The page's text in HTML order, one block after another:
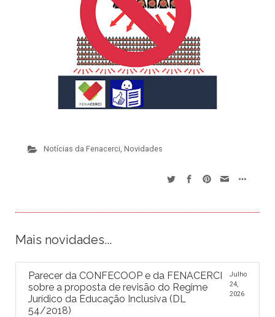
Notícias da Fenacerci Novidades
Mais novidades...
Parecer da CONFECOOP e da FENACERCI
sobre a proposta de revisão do Regime
Jurídico da Educação Inclusiva (DL
54/2018)
Julho
24,
2026